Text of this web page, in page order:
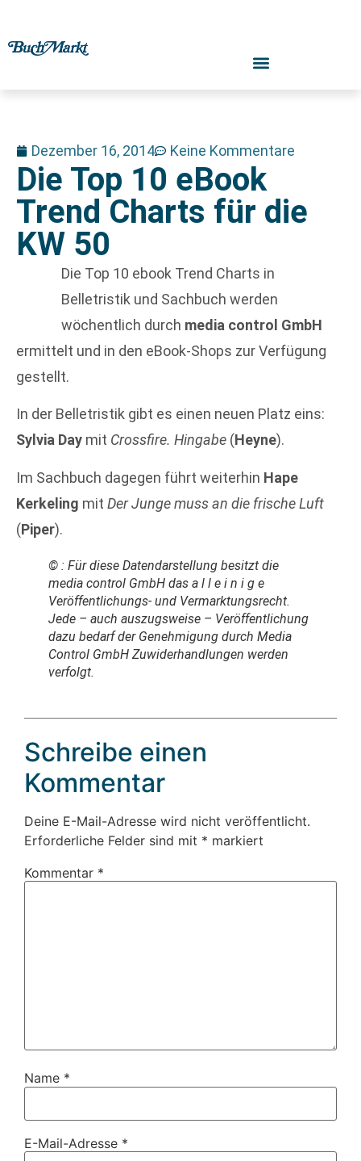
Dezember 16, 2014 Keine Kommentare
Die Top 10 eBook
Trend Charts für die
KW 50
Die Top 10 ebook Trend Charts in
Belletristik und Sachbuch werden
wöchentlich durch media control GmbH
ermittelt und in den eBook-Shops zur Verfügung
gestellt.
In der Belletristik gibt es einen neuen Platz eins:
Sylvia Day mit Crossfire. Hingabe (Heyne).
Im Sachbuch dagegen führt weiterhin Hape
Kerkeling mit Der Junge muss an die frische Luft
(Piper).
© : Für diese Datendarstellung besitzt die
media control GmbH das a l l e i n i g e
Veröffentlichungs- und Vermarktungsrecht.
Jede – auch auszugsweise – Veröffentlichung
dazu bedarf der Genehmigung durch Media
Control GmbH Zuwiderhandlungen werden
verfolgt.
Schreibe einen
Kommentar
Deine E-Mail-Adresse wird nicht veröffentlicht.
Erforderliche Felder sind mit * markiert
Kommentar *
Name *
E-Mail-Adresse *